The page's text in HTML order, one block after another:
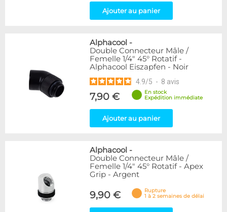
Ajouter au panier
Alphacool -
Double Connecteur Mâle /
Femelle 1/4" 45° Rotatif -
Alphacool Eiszapfen - Noir
4.9/5 - 8 avis
7,90 €
En stock
Expédition immédiate
Ajouter au panier
Alphacool -
Double Connecteur Mâle /
Femelle 1/4" 45° Rotatif - Apex
Grip - Argent
9,90 €
Rupture
1 à 2 semaines de délai